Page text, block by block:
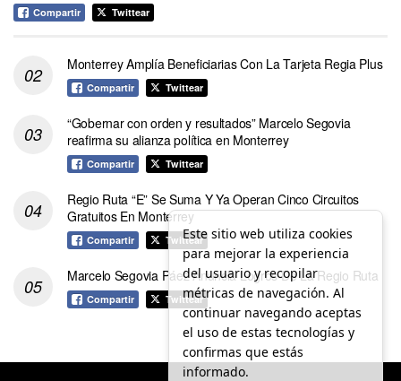
Compartir Twittear
Monterrey Amplía Beneficiarias Con La Tarjeta Regia Plus
Compartir Twittear
“Gobernar con orden y resultados” Marcelo Segovia
reafirma su alianza política en Monterrey
Compartir Twittear
Regio Ruta “E” Se Suma Y Ya Operan Cinco Circuitos
Gratuitos En Monterrey
Compartir Twittear
Marcelo Segovia Páez Anuncia Logros De La Regio Ruta
Compartir Twittear
Este sitio web utiliza cookies
para mejorar la experiencia
del usuario y recopilar
métricas de navegación. Al
continuar navegando aceptas
el uso de estas tecnologías y
confirmas que estás
informado.